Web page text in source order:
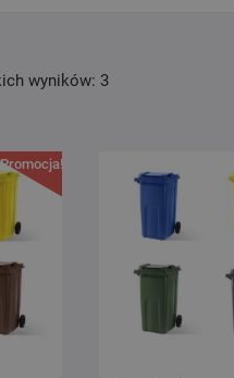
wyników: 3
Promocja!